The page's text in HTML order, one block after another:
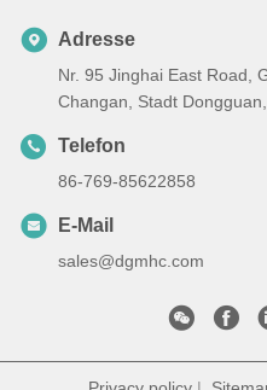
Adresse
Nr. 95 Jinghai East Road,
Changan, Stadt
Telefon
86-769-85622858
E-Mail
sales@dgmhc.com